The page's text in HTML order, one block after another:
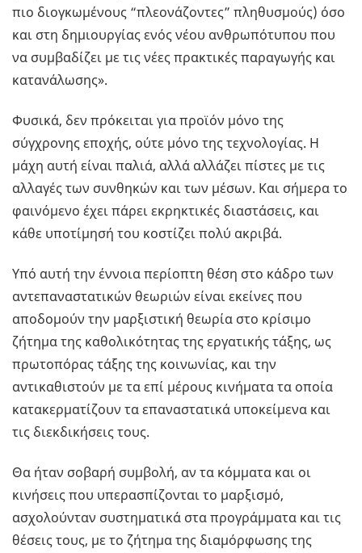
πιο διογκωμένους “πλεονάζοντες” πληθυσμούς) όσο
και στη δημιουργίας ενός νέου ανθρωπότυπου που
να συμβαδίζει με τις νέες πρακτικές παραγωγής και
κατανάλωσης».
Φυσικά, δεν πρόκειται για προϊόν μόνο της
σύγχρονης εποχής, ούτε μόνο της τεχνολογίας. Η
μάχη αυτή είναι παλιά, αλλά αλλάζει πίστες με τις
αλλαγές των συνθηκών και των μέσων. Και σήμερα το
φαινόμενο έχει πάρει εκρηκτικές διαστάσεις, και
κάθε υποτίμησή του κοστίζει πολύ ακριβά.
Υπό αυτή την έννοια περίοπτη θέση στο κάδρο των
αντεπαναστατικών θεωριών είναι εκείνες που
αποδομούν την μαρξιστική θεωρία στο κρίσιμο
ζήτημα της καθολικότητας της εργατικής τάξης, ως
πρωτοπόρας τάξης της κοινωνίας, και την
αντικαθιστούν με τα επί μέρους κινήματα τα οποία
κατακερματίζουν τα επαναστατικά υποκείμενα και
τις διεκδικήσεις τους.
Θα ήταν σοβαρή συμβολή, αν τα κόμματα και οι
κινήσεις που υπερασπίζονται το μαρξισμό,
ασχολούνταν συστηματικά στα προγράμματα και τις
θέσεις τους, με το ζήτημα της διαμόρφωσης της